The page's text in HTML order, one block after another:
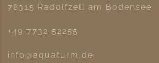
78315 Radolfzell am Bodensee
+49 7732 52255
info@aquaturm.de